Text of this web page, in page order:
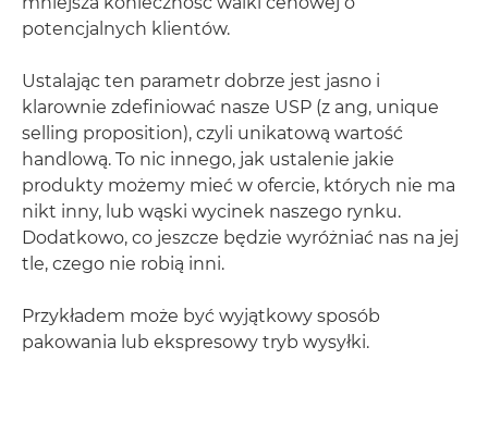
potencjalnych klientów.
Ustalając ten parametr dobrze jest jasno i
klarownie zdefiniować nasze USP (z ang, unique
selling proposition), czyli unikatową wartość
handlową. To nic innego, jak ustalenie jakie
produkty możemy mieć w ofercie, których nie ma
nikt inny, lub wąski wycinek naszego rynku.
Dodatkowo, co jeszcze będzie wyróżniać nas na jej
tle, czego nie robią inni.
Przykładem może być wyjątkowy sposób
pakowania lub ekspresowy tryb wysyłki.